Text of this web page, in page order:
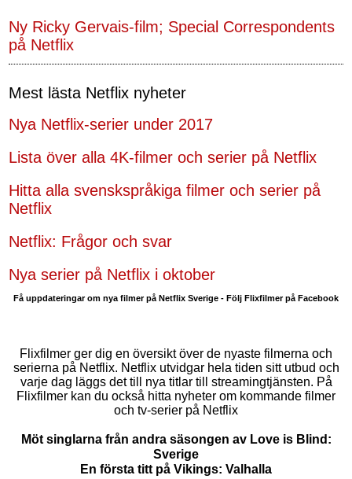
Ny Ricky Gervais-film; Special Correspondents
på Netflix
Mest lästa Netflix nyheter
Nya Netflix-serier under 2017
Lista över alla 4K-filmer och serier på Netflix
Hitta alla svenskspråkiga filmer och serier på
Netflix
Netflix: Frågor och svar
Nya serier på Netflix i oktober
Få uppdateringar om nya filmer på Netflix Sverige - Följ Flixfilmer på Facebook
Flixfilmer ger dig en översikt över de nyaste filmerna och
serierna på Netflix. Netflix utvidgar hela tiden sitt utbud och
varje dag läggs det till nya titlar till streamingtjänsten. På
Flixfilmer kan du också hitta nyheter om kommande filmer
och tv-serier på Netflix
Möt singlarna från andra säsongen av Love is Blind:
Sverige
En första titt på Vikings: Valhalla